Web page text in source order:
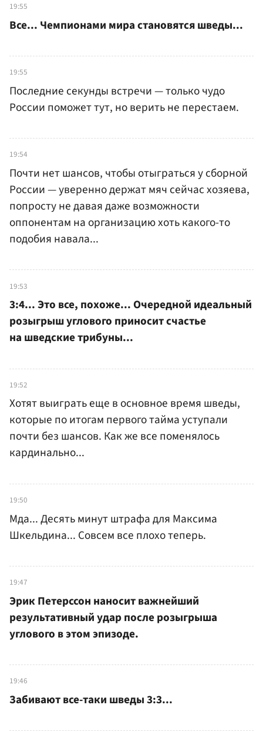
19:55
Все... Чемпионами мира становятся шведы...
19:55
Последние секунды встречи — только чудо
России поможет тут, но верить не перестаем.
19:54
Почти нет шансов, чтобы отыграться у сборной
России — уверенно держат мяч сейчас хозяева,
попросту не давая даже возможности
оппонентам на организацию хоть какого-то
подобия навала...
19:53
3:4... Это все, похоже... Очередной идеальный
розыгрыш углового приносит счастье
на шведские трибуны...
19:52
Хотят выиграть еще в основное время шведы,
которые по итогам первого тайма уступали
почти без шансов. Как же все поменялось
кардинально...
19:50
Мда... Десять минут штрафа для Максима
Шкельдина... Совсем все плохо теперь.
19:47
Эрик Петерссон наносит важнейший
результативный удар после розыгрыша
углового в этом эпизоде.
19:46
Забивают все-таки шведы 3:3...